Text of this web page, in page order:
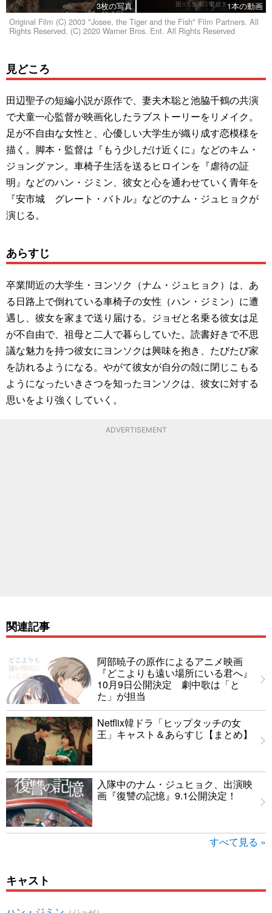
3枚の写真
1本の動画
Original Film (C) 2003 "Josee, the Tiger and the Fish" Film Partners. All
Rights Reserved. (C) 2020 Warner Bros. Ent. All Rights Reserved
見どころ
田辺聖子の短編小説が原作で、妻夫木聡と池脇千鶴の共演
で犬童一心監督が映画化したラブストーリーをリメイク。
足が不自由な女性と、心優しい大学生が織り成す恋模様を
描く。脚本・監督は『もう少しだけ近くに』などのキム・
ジョングァン。車椅子生活を送るヒロインを『虐待の証
明』などのハン・ジミン、彼女と心を通わせていく青年を
『安市城 グレート・バトル』などのナム・ジュヒョクが
演じる。
あらすじ
卒業間近の大学生・ヨンソク（ナム・ジュヒョク）は、あ
る日路上で倒れている車椅子の女性（ハン・ジミン）に遭
遇し、彼女を家まで送り届ける。ジョゼと名乗る彼女は足
が不自由で、祖母と二人で暮らしていた。読書好きで不思
議な魅力を持つ彼女にヨンソクは興味を抱き、たびたび家
を訪れるようになる。やがて彼女が自分の殻に閉じこもる
ようになったいきさつを知ったヨンソクは、彼女に対する
思いをより強くしていく。
ADVERTISEMENT
関連記事
阿部暁子の原作によるアニメ映画
『どこよりも遠い場所にいる君へ』
10月9日公開決定 劇中歌は「と
た」が担当
Netflix韓ドラ「ヒップタッチの女
王」キャスト＆あらすじ【まとめ】
入隊中のナム・ジュヒョク、出演映
画『復讐の記憶』9.1公開決定！
すべて見る »
キャスト